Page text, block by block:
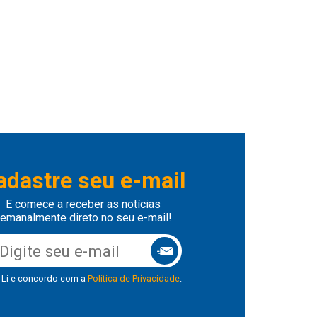
seu e-mail
E comece a receber as notícias
direto no seu e-mail!
Li e concordo com aPolítica de Privacidade.